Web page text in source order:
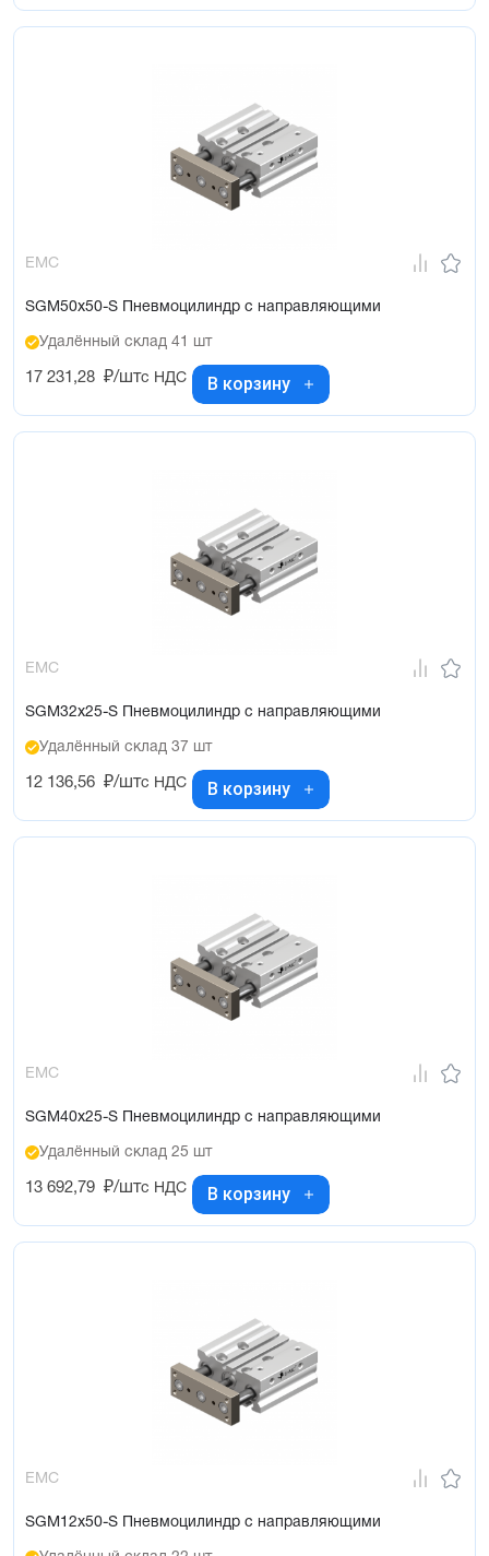
EMC
SGM50x50-S Пневмоцилиндр с направляющими
Удалённый склад 41 шт
17 231,28 ₽/штс НДС В корзину
EMC
SGM32x25-S Пневмоцилиндр с направляющими
Удалённый склад 37 шт
12 136,56 ₽/штс НДС В корзину
EMC
SGM40x25-S Пневмоцилиндр с направляющими
Удалённый склад 25 шт
13 692,79 ₽/штс НДС В корзину
EMC
SGM12x50-S Пневмоцилиндр с направляющими